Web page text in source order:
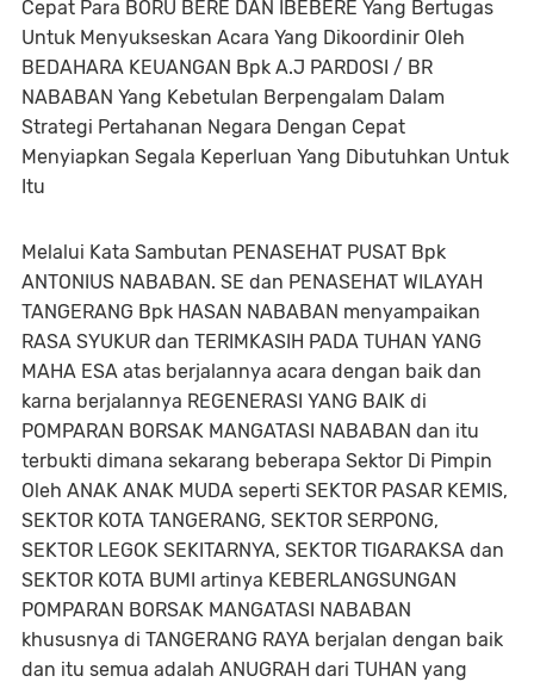
Cepat Para BORU BERE DAN IBEBERE Yang Bertugas
Untuk Menyukseskan Acara Yang Dikoordinir Oleh
BEDAHARA KEUANGAN Bpk A.J PARDOSI / BR
NABABAN Yang Kebetulan Berpengalam Dalam
Strategi Pertahanan Negara Dengan Cepat
Menyiapkan Segala Keperluan Yang Dibutuhkan Untuk
Itu
Melalui Kata Sambutan PENASEHAT PUSAT Bpk
ANTONIUS NABABAN. SE dan PENASEHAT WILAYAH
TANGERANG Bpk HASAN NABABAN menyampaikan
RASA SYUKUR dan TERIMKASIH PADA TUHAN YANG
MAHA ESA atas berjalannya acara dengan baik dan
karna berjalannya REGENERASI YANG BAIK di
POMPARAN BORSAK MANGATASI NABABAN dan itu
terbukti dimana sekarang beberapa Sektor Di Pimpin
Oleh ANAK ANAK MUDA seperti SEKTOR PASAR KEMIS,
SEKTOR KOTA TANGERANG, SEKTOR SERPONG,
SEKTOR LEGOK SEKITARNYA, SEKTOR TIGARAKSA dan
SEKTOR KOTA BUMI artinya KEBERLANGSUNGAN
POMPARAN BORSAK MANGATASI NABABAN
khususnya di TANGERANG RAYA berjalan dengan baik
dan itu semua adalah ANUGRAH dari TUHAN yang